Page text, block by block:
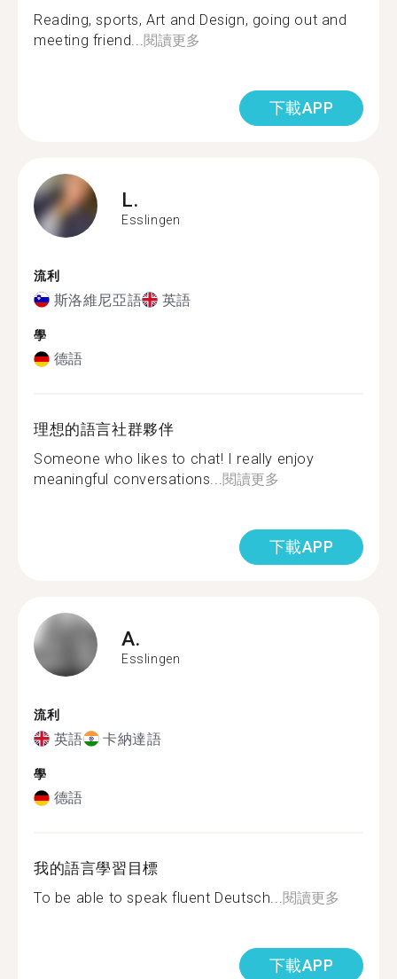
Reading, sports, Art and Design, going out and
meeting friend...閱讀更多
下載APP
L.
Esslingen
流利
斯洛維尼亞語 英語
學
德語
理想的語言社群夥伴
Someone who likes to chat! I really enjoy
meaningful conversations...閱讀更多
下載APP
A.
Esslingen
流利
英語 卡納達語
學
德語
我的語言學習目標
To be able to speak fluent Deutsch...閱讀更多
下載APP